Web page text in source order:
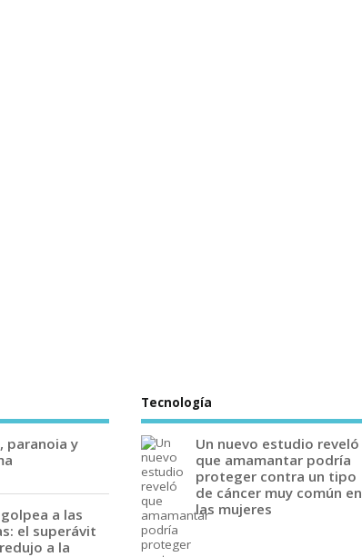
paranoia y
a las
el superávit
a la
Tecnología
Un nuevo estudio reveló
que amamantar podría
proteger contra un tipo
de cáncer muy común en
las mujeres